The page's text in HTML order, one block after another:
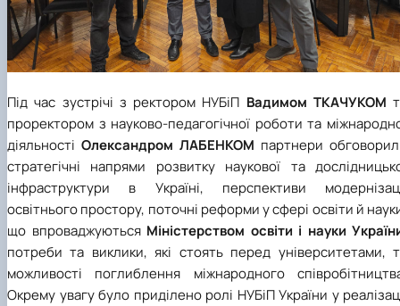
Під час зустрічі з ректором НУБіП Вадимом ТКАЧУКОМ
проректором з науково-педагогічної роботи та
діяльності Олександром ЛАБЕНКОМ партнери
стратегічні напрями розвитку наукової та
інфраструктури в Україні, перспективи
освітнього простору, поточні реформи у сфері освіти й
що впроваджуються Міністерством освіти і науки
потреби та виклики, які стоять перед університетами,
можливості поглиблення міжнародного
Окрему увагу було приділено ролі НУБіП України у